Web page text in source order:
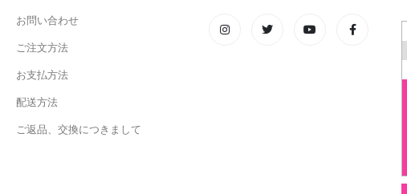
お問い合わせ
ご注文方法
お支払方法
配送方法
ご返品、交換につきまして